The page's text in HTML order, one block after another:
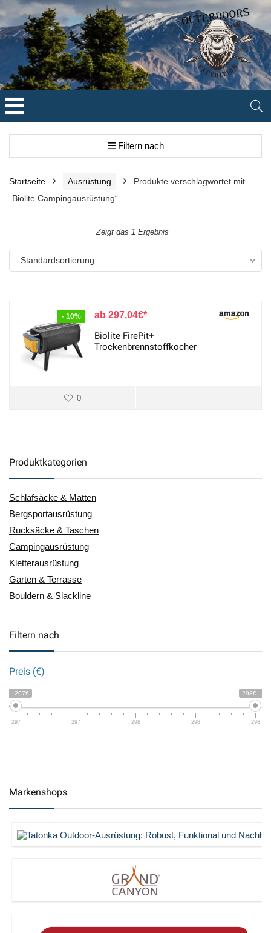
Filtern nach
Startseite Ausrüstung
Produkte verschlagwortet mit
„Biolite Campingausrüstung“
Zeigt das 1 Ergebnis
Standardsortierung
- 10% 297,04€
Biolite FirePit+
Trockenbrennstoffkocher
0
Produktkategorien
Schlafsäcke & Matten
Bergsportausrüstung
Rucksäcke & Taschen
Campingausrüstung
Kletterausrüstung
Garten & Terrasse
Bouldern & Slackline
Filtern nach
Preis (€)
297€ 298€
297 297 298 298 298
Markenshops